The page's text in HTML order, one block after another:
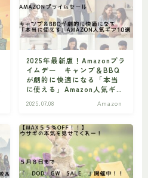
2025年最新版！Amazonプラ
イムデー キャンプ＆BBQ
が劇的に快適になる「本当
に使える」Amazon人気ギア
2025.07.08 Amazon